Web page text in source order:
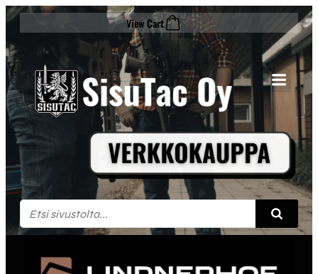
Siirry
sisältöön
View Cart